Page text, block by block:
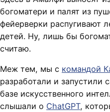
богоматери и палят из
фейерверки распугивают
детей. Ну, лишь бы
считаю.
Меж тем, мы с командой
разработали и запустили
базе искусственного
слышали о ChatGPT,